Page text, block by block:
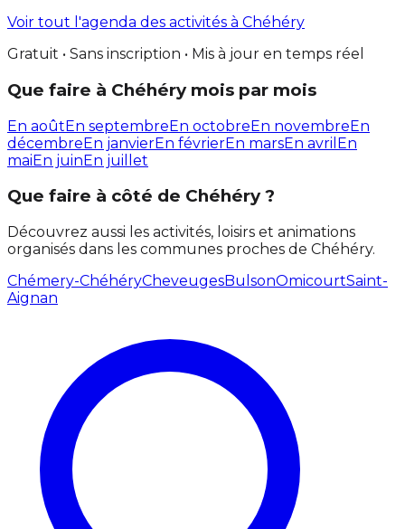
Voir tout l'agenda des activités à Chéhéry
Gratuit • Sans inscription • Mis à jour en temps réel
Que faire à Chéhéry mois par mois
En aoûtEn septembreEn octobreEn novembreEn
décembreEn janvierEn févrierEn marsEn avril En
maiEn juinEn juillet
Que faire à côté de Chéhéry ?
Découvrez aussi les activités, loisirs et animations
organisés dans les communes proches de Chéhéry.
Chémery-ChéhéryCheveugesBulsonOmicourtSaint-
Aignan